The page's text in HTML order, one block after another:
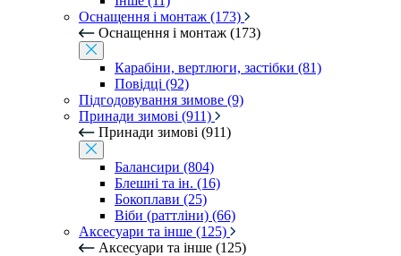
Оснащення і монтаж (173)
Оснащення і монтаж (173)
Карабіни, вертлюги, застібки (81)
Повідці (92)
Підгодовування зимове (9)
Принади зимові (911)
Принади зимові (911)
Балансири (804)
Блешні та ін. (16)
Бокоплави (25)
Віби (раттліни) (66)
Аксесуари та інше (125)
Аксесуари та інше (125)